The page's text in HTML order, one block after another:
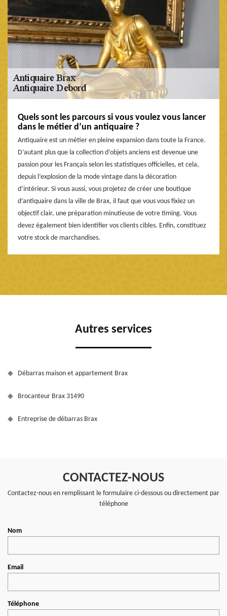
Quels sont les parcours si vous voulez vous lancer
dans le métier d’un antiquaire ?
Antiquaire est un métier en pleine expansion dans toute la France.
D’autant plus que la collection d’objets anciens est devenue une
passion pour les Français selon les statistiques officielles, et cela,
depuis l’explosion de la mode vintage dans la décoration
d’intérieur. Si vous aussi, vous projetez de créer une boutique
d’antiquaire dans la ville de Brax, il faut que vous vous fixiez un
objectif clair, une préparation minutieuse de votre timing. Vous
devez également bien identifier vos clients cibles. Enfin, constituez
votre stock de marchandises.
Autres services
Débarras maison et appartement Brax
Brocanteur Brax 31490
Entreprise de débarras Brax
CONTACTEZ-NOUS
Contactez-nous en remplissant le formulaire ci-dessous ou directement par
téléphone
Nom
Email
Téléphone